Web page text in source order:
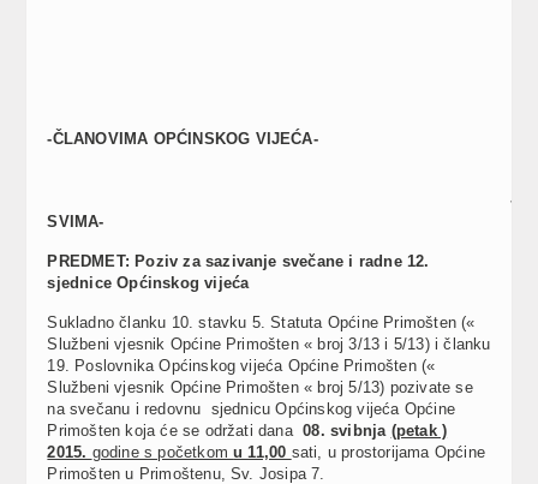
-ČLANOVIMA OPĆINSKOG VIJEĆA-
-
SVIMA-
PREDMET: Poziv za sazivanje svečane i radne 12.
sjednice Općinskog vijeća
Sukladno članku 10. stavku 5. Statuta Općine Primošten («
Službeni vjesnik Općine Primošten « broj 3/13 i 5/13) i članku
19. Poslovnika Općinskog vijeća Općine Primošten («
Službeni vjesnik Općine Primošten « broj 5/13) pozivate se
na svečanu i redovnu sjednicu Općinskog vijeća Općine
Primošten koja će se održati dana08. svibnja (petak )
2015. godine s početkomu 11,00 sati, u prostorijama Općine
Primošten u Primoštenu, Sv. Josipa 7.